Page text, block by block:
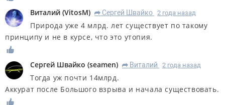
Виталий (VitosM) R Сергей Швайко 2 года назад
Природа уже 4 млрд. лет существует по такому
принципу и не в курсе, что это утопия.
Сергей Швайко (seamen) R Виталий 2 года назад
Тогда уж почти 14млрд.
Аккурат после Большого взрыва и начала существовать.